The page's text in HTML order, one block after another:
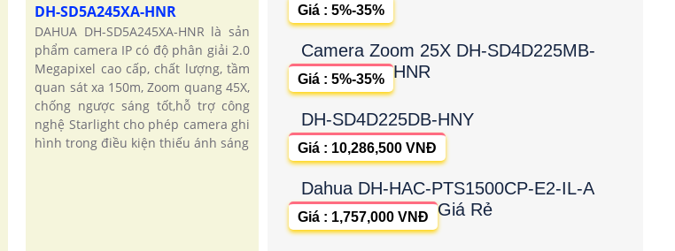
DH-SD5A245XA-HNR
DAHUA DH-SD5A245XA-HNR là sản
phẩm camera IP có độ phân giải 2.0
Megapixel cao cấp, chất lượng, tầm
quan sát xa 150m, Zoom quang 45X,
chống ngược sáng tốt,hỗ trợ công
nghệ Starlight cho phép camera ghi
hình trong điều kiện thiếu ánh sáng
Giá : 5%-35%
Camera Zoom 25X DH-SD4D225MB-
HNR
Giá : 5%-35%
DH-SD4D225DB-HNY
Giá : 10,286,500 VNĐ
Dahua DH-HAC-PTS1500CP-E2-IL-A
Giá Rẻ
Giá : 1,757,000 VNĐ